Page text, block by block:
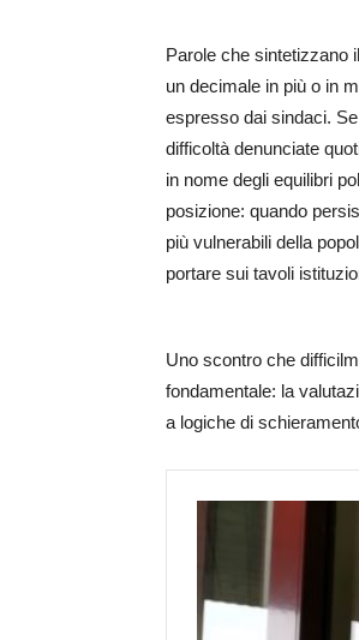
Parole che sintetizzano
un decimale in più o in
espresso dai sindaci.
difficoltà denunciate
in nome degli equilibri
posizione: quando
più vulnerabili della
portare sui tavoli
Uno scontro che
fondamentale: la
a logiche di